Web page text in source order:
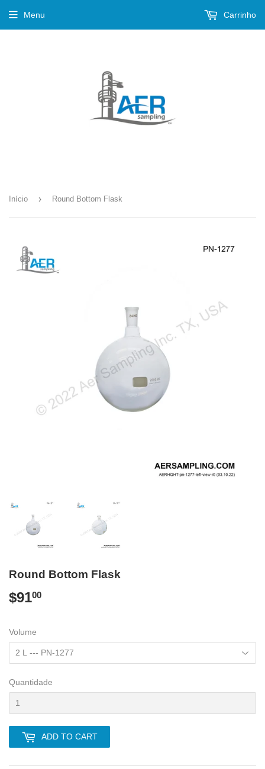
Menu Carrinho
Início › Round Bottom Flask
Round Bottom Flask
$9100
Volume
Quantidade
ADD TO CART